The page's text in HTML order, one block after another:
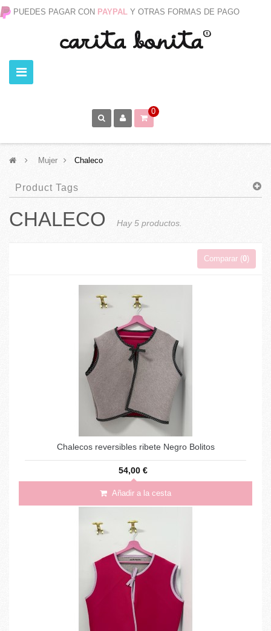
PUEDES PAGAR CON PAYPAL Y OTRAS FORMAS DE PAGO
0
> Mujer > Chaleco
Product Tags
CHALECO Hay 5 productos.
Comparar (0)
Chalecos reversibles ribete Negro Bolitos
54,00 €
Añadir a la cesta